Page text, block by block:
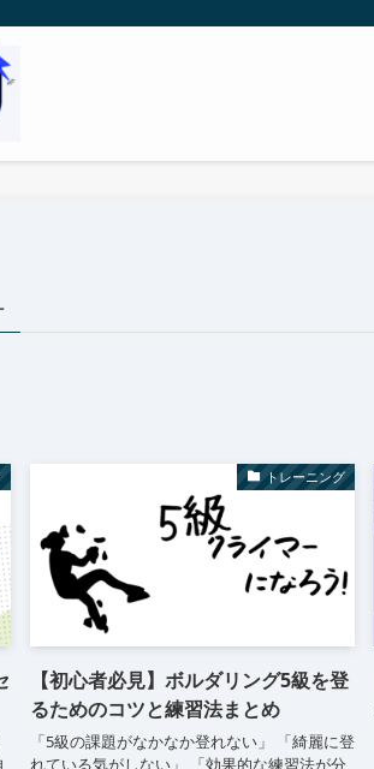
トレーニング
【初心者必見】ボルダリング5級を登
るためのコツと練習法まとめ
「5級の課題がなかなか登れない」 「綺麗に登
れている気がしない」 「効果的な練習法が分